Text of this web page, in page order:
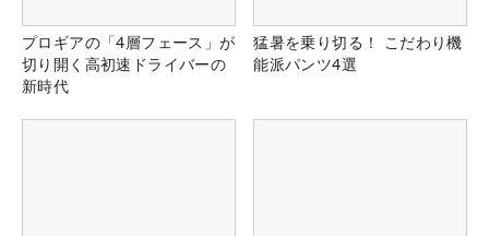
プロギアの「4層フェース」が
切り開く高初速ドライバーの
新時代
猛暑を乗り切る！ こだわり機
能派パンツ4選